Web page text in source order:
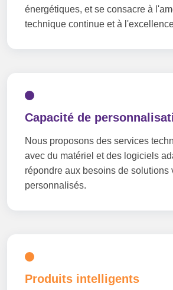
énergétiques, et se consacre à
technique continue et à
Capacité de
Nous proposons des services
avec du matériel et des logiciels
répondre aux besoins de solutions
personnalisés.
Produits intelligents